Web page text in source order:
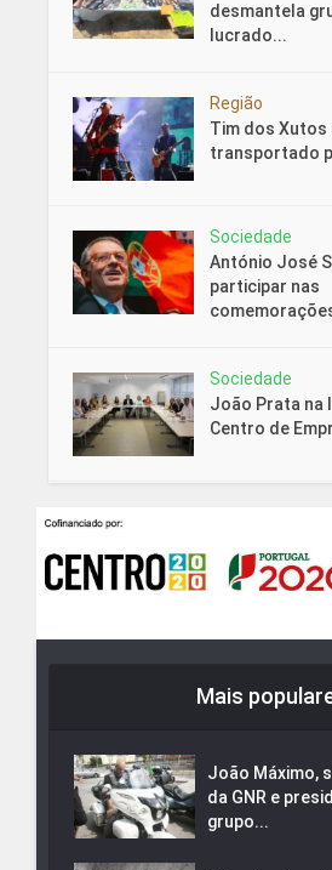
desmantela
lucrado...
Região
Tim dos Xutos
transportado
Sociedade
António José
participar nas
Sociedade
João Prata na
Centro de
Mais
João Máximo,
da GNR e
grupo...